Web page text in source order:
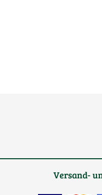
Versand-